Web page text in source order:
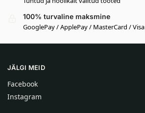
100% turvaline maksmine
GooglePay / ApplePay / MasterCard / Visa
JÄLGI MEID
Facebook
Instagram